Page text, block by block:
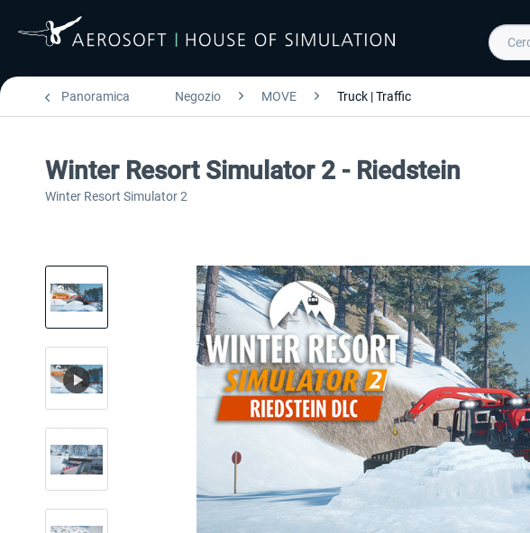
Panoramica Negozio MOVE Truck | Traffic
Winter Resort Simulator 2 - Riedstein
Winter Resort Simulator 2